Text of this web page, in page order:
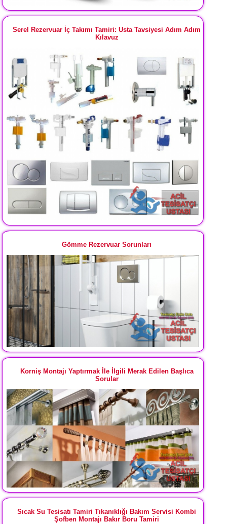
Serel Rezervuar İç Takımı Tamiri: Usta Tavsiyesi Adım Adım
Kılavuz
Gömme Rezervuar Sorunları
Korniş Montajı Yaptırmak İle İlgili Merak Edilen Başlıca
Sorular
Sıcak Su Tesisatı Tamiri Tıkanıklığı Bakım Servisi Kombi
Şofben Montajı Bakır Boru Tamiri